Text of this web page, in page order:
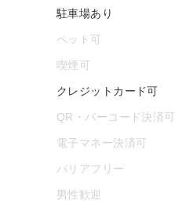
駐車場あり
ペット可
喫煙可
クレジットカード可
QR・バーコード決済可
電子マネー決済可
バリアフリー
男性歓迎